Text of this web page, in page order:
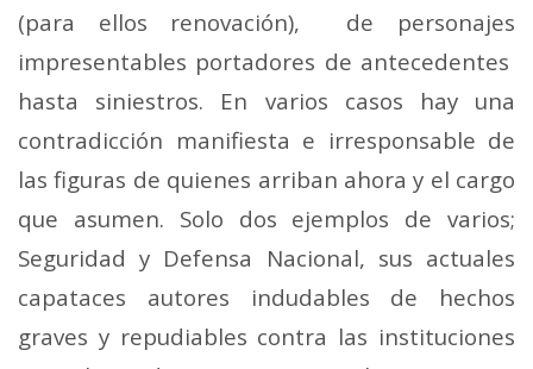
(para ellos renovación), de personajes
impresentables portadores de antecedentes
hasta siniestros. En varios casos hay una
contradicción manifiesta e irresponsable de
las figuras de quienes arriban ahora y el cargo
que asumen. Solo dos ejemplos de varios;
Seguridad y Defensa Nacional, sus actuales
capataces autores indudables de hechos
graves y repudiables contra las instituciones